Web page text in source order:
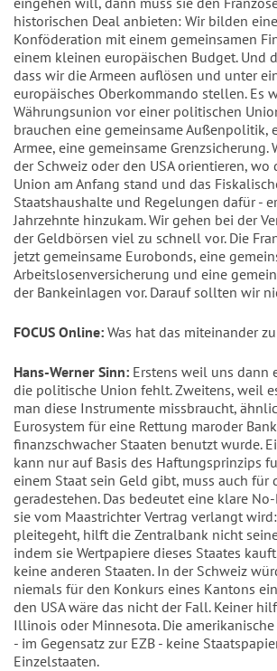
historischen Deal anbieten: Wir bilden
Konföderation mit einem gemeinsamen
einem kleinen europäischen Budget. Und
dass wir die Armeen auflösen und unter
europäisches Oberkommando stellen. Es
Währungsunion vor einer politischen
brauchen eine gemeinsame Außenpolitik,
Armee, eine gemeinsame Grenzsicherung.
der Schweiz oder den USA orientieren,
Union am Anfang stand und das
Staatshaushalte und Regelungen dafür -
Jahrzehnte hinzukam. Wir gehen bei der
der Geldbörsen viel zu schnell vor. Die
jetzt gemeinsame Eurobonds, eine
Arbeitslosenversicherung und eine
der Bankeinlagen vor. Darauf sollten wir
FOCUS Online: Was hat das miteinander
Hans-Werner Sinn: Erstens weil uns dann
die politische Union fehlt. Zweitens, weil
man diese Instrumente missbraucht,
Eurosystem für eine Rettung maroder
finanzschwacher Staaten benutzt wurde.
kann nur auf Basis des Haftungsprinzips
einem Staat sein Geld gibt, muss auch für
geradestehen. Das bedeutet eine klare
sie vom Maastrichter Vertrag verlangt
pleitegeht, hilft die Zentralbank nicht
indem sie Wertpapiere dieses Staates
keine anderen Staaten. In der Schweiz
niemals für den Konkurs eines Kantons
den USA wäre das nicht der Fall. Keiner
Illinois oder Minnesota. Die
- im Gegensatz zur EZB - keine
Einzelstaaten.